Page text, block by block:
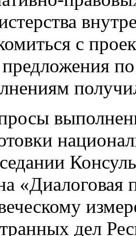
с
«Диалоговая
дел